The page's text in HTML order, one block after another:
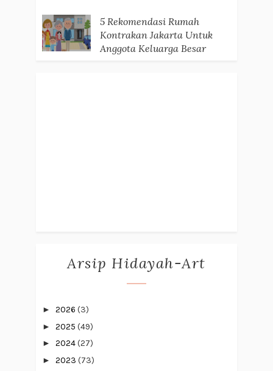
5 Rekomendasi Rumah
Kontrakan Jakarta Untuk
Anggota Keluarga Besar
Arsip Hidayah-Art
► 2026 (3)
► 2025 (49)
► 2024(27)
► 2023 (73)